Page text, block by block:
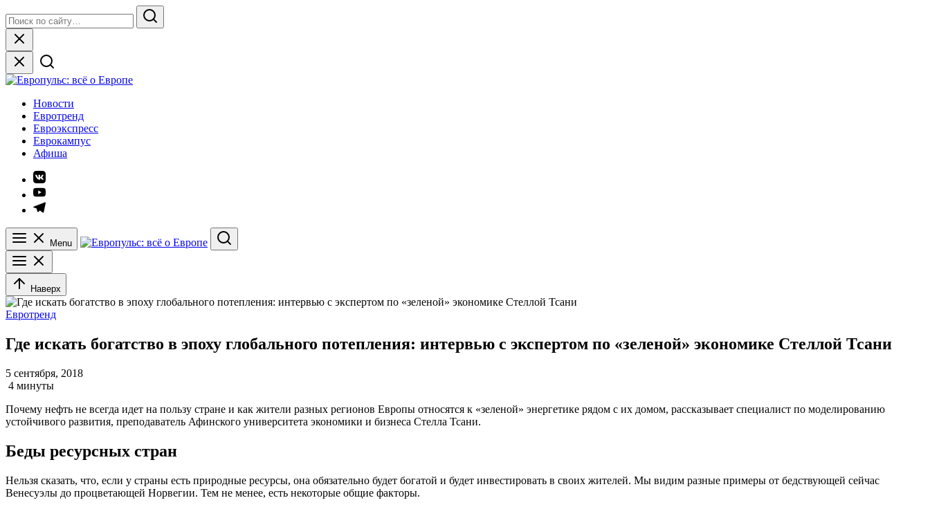
to
content
for:
Search
Close
Европульс: всё о Европе
Новости
Евротренд
Евроэкспресс
Еврокампус
Афиша
Элемент
меню
Элемент
меню
Элемент
Menu
Search
Наверх
Евротренд
Где искать богатство в эпоху глобального потепления: интервью с экспертом по «зеленой» экономике Стеллой Тсани
5 сентября, 2018
4 минуты
Почему нефть не всегда идет на пользу стране и как жители разных регионов Европы относятся к «зеленой» энергетике рядом с их домом, рассказывает специалист по моделированию
устойчивого развития, преподаватель Афинского университета экономики и бизнеса Стелла Тсани.
Беды ресурсных стран
Нельзя сказать, что, если у страны есть природные ресурсы, она обязательно будет богатой и будет инвестировать в своих жителей. Мы видим разные примеры от бедствующей сейчас
Венесуэлы до процветающей Норвегии. Тем не менее, есть некоторые общие факторы.